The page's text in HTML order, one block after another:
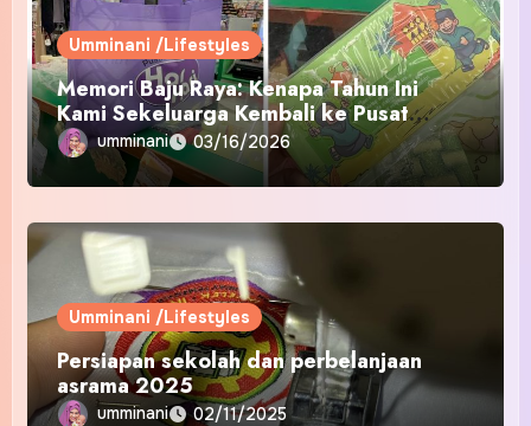
Umminani /Lifestyles
Memori Baju Raya: Kenapa Tahun Ini
Kami Sekeluarga Kembali ke Pusat
Pakaian Hari-Hari?
umminani 03/16/2026
Umminani /Lifestyles
Persiapan sekolah dan perbelanjaan
asrama 2025
umminani 02/11/2025